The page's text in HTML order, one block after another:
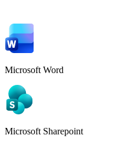
Microsoft Word
Microsoft Sharepoint